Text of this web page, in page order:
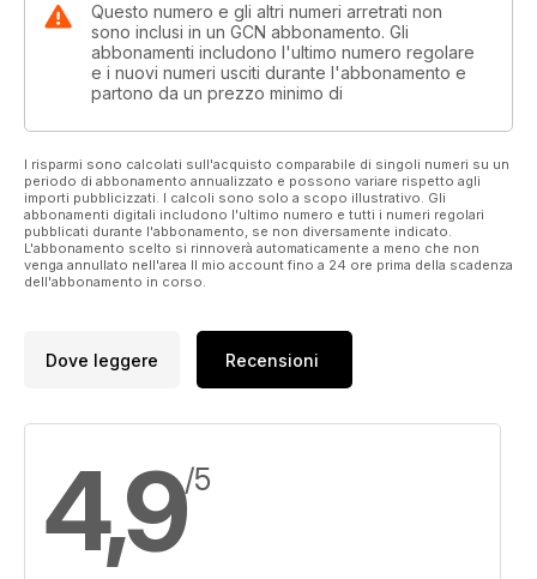
Questo numero e gli altri numeri arretrati non
sono inclusi in un GCN abbonamento. Gli
abbonamenti includono l'ultimo numero regolare
e i nuovi numeri usciti durante l'abbonamento e
partono da un prezzo minimo di
I risparmi sono calcolati sull'acquisto comparabile di singoli numeri su un
periodo di abbonamento annualizzato e possono variare rispetto agli
importi pubblicizzati. I calcoli sono solo a scopo illustrativo. Gli
abbonamenti digitali includono l'ultimo numero e tutti i numeri regolari
pubblicati durante l'abbonamento, se non diversamente indicato.
L'abbonamento scelto si rinnoverà automaticamente a meno che non
venga annullato nell'area Il mio account fino a 24 ore prima della scadenza
dell'abbonamento in corso.
Dove leggere Recensioni
4,9/5